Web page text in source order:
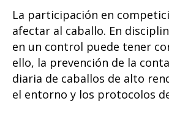
La participación en
afectar al caballo. En
en un control puede tener
ello, la prevención de la
diaria de caballos de alto
el entorno y los protocolos